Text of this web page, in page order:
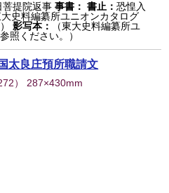
提院返事 事書： 書止：恐惶入
大史料編纂所ユニオンカタログ
影写本：
（東大史料編纂所ユ
照ください。）
太良庄預所職請文
） 287×430mm